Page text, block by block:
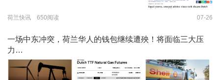
荷兰快讯 650阅读 07-26
一场中东冲突，荷兰华人的钱包继续遭殃！将面临三大压
力…